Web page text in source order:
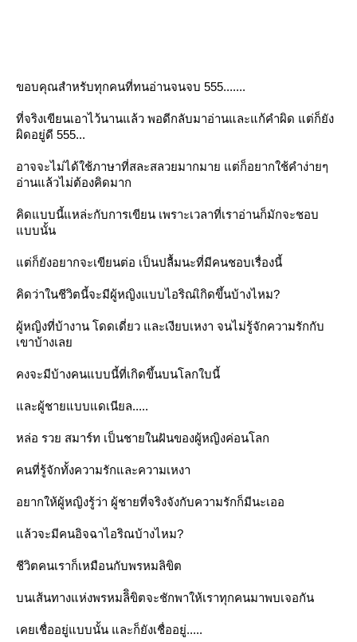
ขอบคุณสำหรับทุกคนที่ทนอ่านจนจบ 555.......
ที่จริงเขียนเอาไว้นานแล้ว พอดีกลับมาอ่านและแก้คำผิด แต่ก็ยัง
ผิดอยู่ดี 555...
อาจจะไม่ได้ใช้ภาษาที่สละสลวยมากมาย แต่ก็อยากใช้คำง่ายๆ
อ่านแล้วไม่ต้องคิดมาก
คิดแบบนี้แหล่ะกับการเขียน เพราะเวลาที่เราอ่านก็มักจะชอบ
แบบนั้น
แต่ก็ยังอยากจะเขียนต่อ เป็นปลื้มนะที่มีคนชอบเรื่องนี้
คิดว่าในชีวิตนี้จะมีผู้หญิงแบบไอริณเิกิดขึ้นบ้างไหม?
ผู้หญิงที่บ้างาน โดดเดี่ยว และเงียบเหงา จนไม่รู้จักความรักกับ
เขาบ้างเลย
คงจะมีบ้างคนแบบนี้ที่เกิดขึ้นบนโลกใบนี้
และผู้ชายแบบแดเนียล.....
หล่อ รวย สมาร์ท เป็นชายในฝันของผู้หญิงค่อนโลก
คนที่รู้จักทั้งความรักและความเหงา
อยากให้ผู้หญิงรู้ว่า ผู้ชายที่จริงจังกับความรักก็มีนะเออ
แล้วจะมีคนอิจฉาไอริณบ้างไหม?
ชีวิตคนเราก็เหมือนกับพรหมลิขิต
บนเส้นทางแห่งพรหมลิิขิตจะชักพาให้เราทุกคนมาพบเจอกัน
เคยเชื่ออยู่แบบนั้น และก็ยังเชื่ออยู่.....